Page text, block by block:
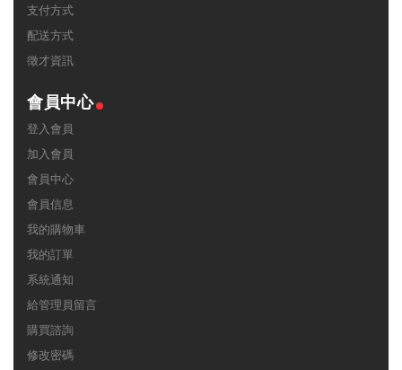
支付方式
配送方式
徵才資訊
會員中心
登入會員
加入會員
會員中心
會員信息
我的購物車
我的訂單
系統通知
給管理員留言
購買諮詢
修改密碼